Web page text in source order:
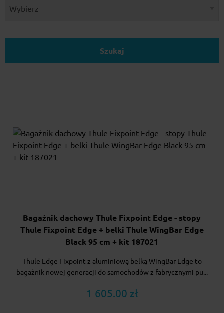
Szukaj
Bagażnik dachowy Thule Fixpoint Edge - stopy
Thule Fixpoint Edge + belki Thule WingBar Edge
Black 95 cm + kit 187021
Thule Edge Fixpoint z aluminiową belką WingBar Edge to
bagażnik nowej generacji do samochodów z fabrycznymi pu...
1 605.00 zł